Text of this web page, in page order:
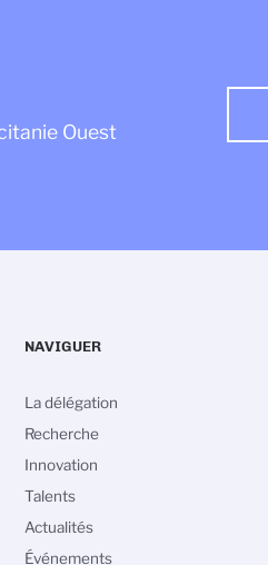
Ouest
NAVIGUER
La délégation
Recherche
Innovation
Talents
Actualités
Événements
Options